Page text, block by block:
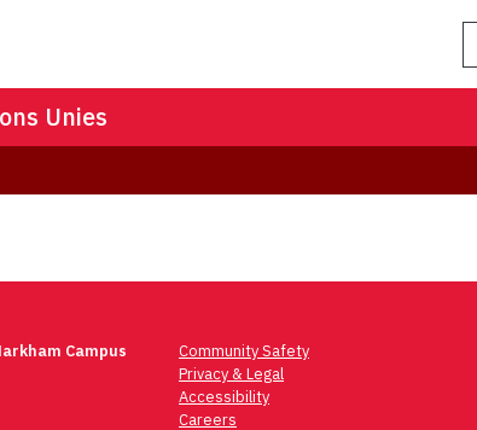
Unies
Campus
Community Safety
Privacy & Legal
Accessibility
Careers